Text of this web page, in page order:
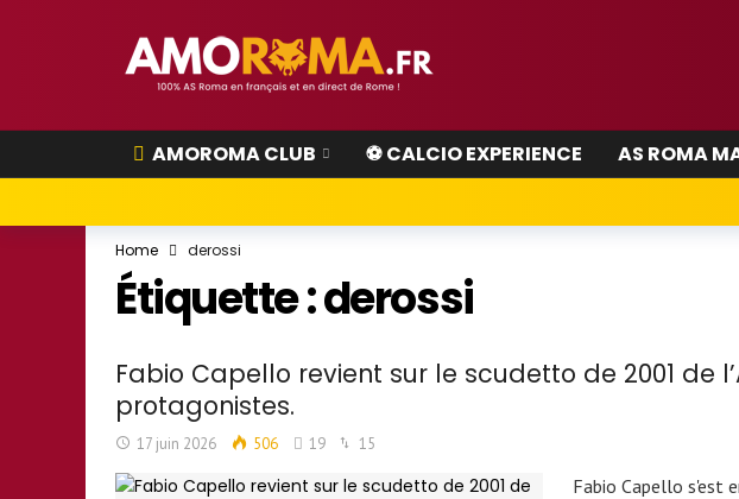
AMOROMA CLUB ⚽ CALCIO EXPERIENCE AS ROMA
Home derossi
Étiquette :derossi
Fabio Capello revient sur le scudetto de 2001 de
protagonistes.
17 juin 2026 506 19 15
Fabio Capello s'est